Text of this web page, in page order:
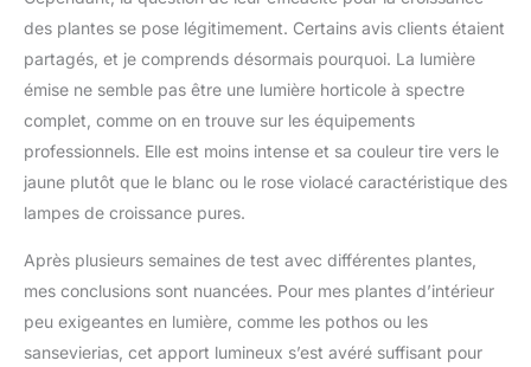
Que ce soit comme
support d'angle pour
plantes ou étagère à
niveaux, il combine
fonctionnalité et beauté,
ajoutant une touche
rafraîchissante de nature
à votre intérieur. [Design
de vignes, cette étagère
pour plantes d'intérieur
dispose d'un design
unique en forme de S qui
apporte élégance et
des plantes se pose légitimement. Certains avis clients étaient
partagés, et je comprends désormais pourquoi. La lumière
émise ne semble pas être une lumière horticole à spectre
complet, comme on en trouve sur les équipements
professionnels. Elle est moins intense et sa couleur tire vers le
jaune plutôt que le blanc ou le rose violacé caractéristique des
lampes de croissance pures.
Après plusieurs semaines de test avec différentes plantes,
mes conclusions sont nuancées. Pour mes plantes d’intérieur
peu exigeantes en lumière, comme les pothos ou les
sansevierias, cet apport lumineux s’est avéré suffisant pour